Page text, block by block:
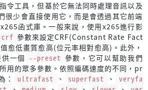
令工具，但基於它無法同時處理音訊以及
很少會直接使用它，而是會透過其它前端
函式庫。一般來說，使用x265進行影
參數來設定CRF(Constant Rate Fact
愈低畫質愈高(位元率相對愈高)。此外，
一個 --preset 參數，它可以幫助我們
用的眾多參數。依照編碼速度的不同，pr
：
ultrafast 、 superfast 、
veryfa